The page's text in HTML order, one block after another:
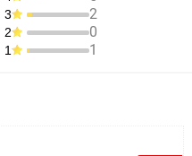
3 2
2 0
1 1